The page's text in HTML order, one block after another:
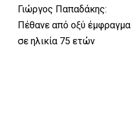
Γιώργος Παπαδάκης:
Πέθανε από οξύ έμφραγμα
σε ηλικία 75 ετών